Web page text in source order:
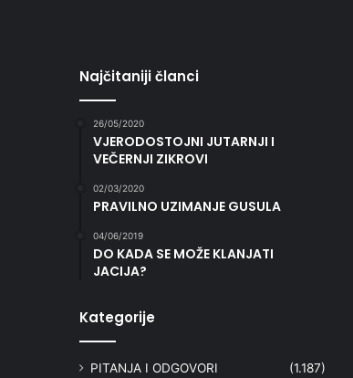
Najčitaniji članci
26/05/2020
VJERODOSTOJNI JUTARNJI I
VEČERNJI ZIKROVI
02/03/2020
PRAVILNO UZIMANJE GUSULA
04/06/2019
DO KADA SE MOŽE KLANJATI
JACIJA?
Kategorije
PITANJA I ODGOVORI (1.187)